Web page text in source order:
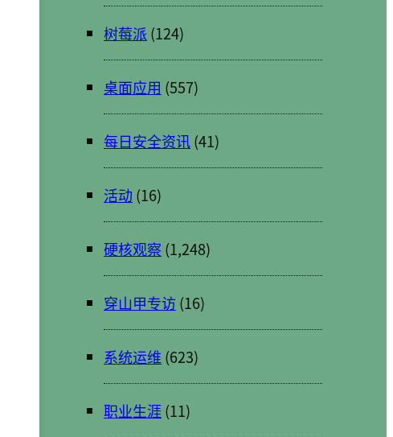
树莓派 (124)
桌面应用 (557)
每日安全资讯(41)
活动 (16)
硬核观察 (1,248)
穿山甲专访(16)
系统运维(623)
职业生涯(11)